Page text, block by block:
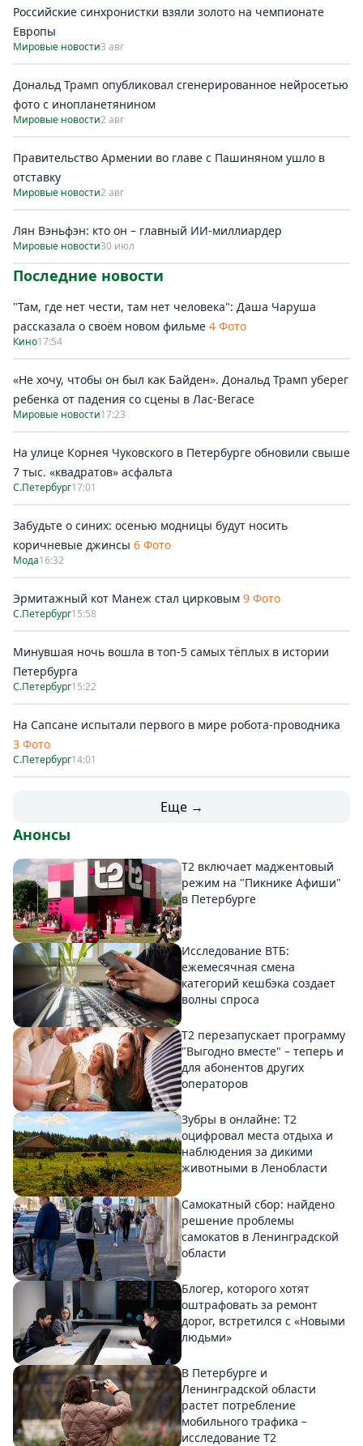
Российские синхронистки взяли золото на чемпионате
Европы
Мировые новости3 авг
Дональд Трамп опубликовал сгенерированное нейросетью
фото с инопланетянином
Мировые новости2 авг
Правительство Армении во главе с Пашиняном ушло в
отставку
Мировые новости2 авг
Лян Вэньфэн: кто он – главный ИИ-миллиардер
Мировые новости30 июл
Последние новости
"Там, где нет чести, там нет человека": Даша Чаруша
рассказала о своём новом фильме 4 Фото
Кино17:54
«Не хочу, чтобы он был как Байден». Дональд Трамп уберег
ребенка от падения со сцены в Лас-Вегасе
Мировые новости17:23
На улице Корнея Чуковского в Петербурге обновили свыше
7 тыс. «квадратов» асфальта
С.Петербург17:01
Забудьте о синих: осенью модницы будут носить
коричневые джинсы 6 Фото
Мода16:32
Эрмитажный кот Манеж стал цирковым 9 Фото
С.Петербург15:58
Минувшая ночь вошла в топ-5 самых тёплых в истории
Петербурга
С.Петербург15:22
На Сапсане испытали первого в мире робота-проводника
3 Фото
С.Петербург14:01
Еще →
Анонсы
Т2 включает маджентовый
режим на "Пикнике Афиши"
в Петербурге
Исследование ВТБ:
ежемесячная смена
категорий кешбэка создает
волны спроса
Т2 перезапускает программу
"Выгодно вместе" – теперь и
для абонентов других
операторов
Зубры в онлайне: Т2
оцифровал места отдыха и
наблюдения за дикими
животными в Ленобласти
Самокатный сбор: найдено
решение проблемы
самокатов в Ленинградской
области
Блогер, которого хотят
оштрафовать за ремонт
дорог, встретился с «Новыми
людьми»
В Петербурге и
Ленинградской области
растет потребление
мобильного трафика –
исследование T2